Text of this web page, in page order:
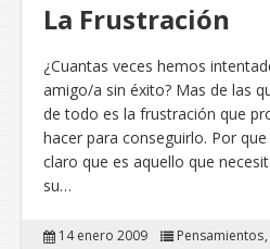
La Frustración
¿Cuantas veces hemos
amigo/a sin éxito? Mas de las
de todo es la frustración que
hacer para conseguirlo. Por
claro que es aquello que
su…
14 enero 2009 Pensamientos